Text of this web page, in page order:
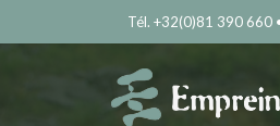
Tél. +32(0)81 390 660